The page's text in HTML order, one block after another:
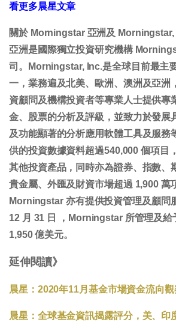
看更多晨星文章
關於 Morningstar 亞洲及
亞洲是國際獨立投資研究機構
司。Morningstar, Inc.是全球目前最主
一，業務遍及北美、歐洲、澳洲及亞洲
資顧問及機構投資者等專業人士提供專
金、股票的分析及評級，並致力於發展
及功能顯著的分析應用軟體工具及服
供的投資數據資料超過540,000 個項目
其他投資產品，同時亦為證券、指數、
貴金屬、外匯及財資市場超過 1,900 萬
Morningstar 亦有提供投資管理及顧問
12 月 31 日 ，Morningstar 所管理及給
1,950 億美元。
延伸閱讀》
晨星：2020年11月基金市場資金流向觀
晨星：全球基金資訊揭露評分，美、印